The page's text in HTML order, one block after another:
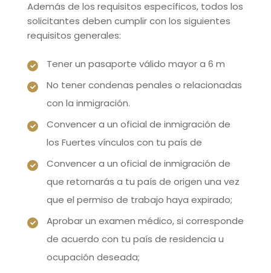
Además de los requisitos específicos, todos los
solicitantes deben cumplir con los siguientes
requisitos generales:
Tener un pasaporte válido mayor a 6 m
No tener condenas penales o relacionadas
con la inmigración.
Convencer a un oficial de inmigración de
los Fuertes vínculos con tu país de
Convencer a un oficial de inmigración de
que retornarás a tu país de origen una vez
que el permiso de trabajo haya expirado;
Aprobar un examen médico, si corresponde
de acuerdo con tu país de residencia u
ocupación deseada;